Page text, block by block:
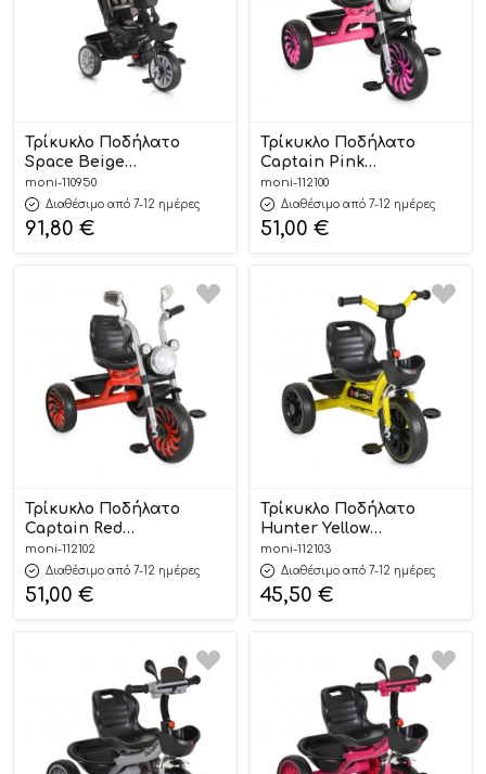
Τρίκυκλο Ποδήλατο
Space Beige
3800146231514 – Byox
moni-110950
Διαθέσιμο από 7-12 ημέρες
91,80 €
Τρίκυκλο Ποδήλατο
Captain Pink
3800146231781 3+ – Byox
moni-112100
Διαθέσιμο από 7-12 ημέρες
51,00 €
Τρίκυκλο Ποδήλατο
Captain Red
3800146231774 3+ – Byox
moni-112102
Διαθέσιμο από 7-12 ημέρες
51,00 €
Τρίκυκλο Ποδήλατο
Hunter Yellow
3800146231811 3+ – Byox
moni-112103
Διαθέσιμο από 7-12 ημέρες
45,50 €